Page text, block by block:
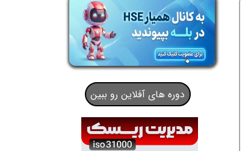
خروج از حساب
کاربری
دوره های آفلاین رو ببین